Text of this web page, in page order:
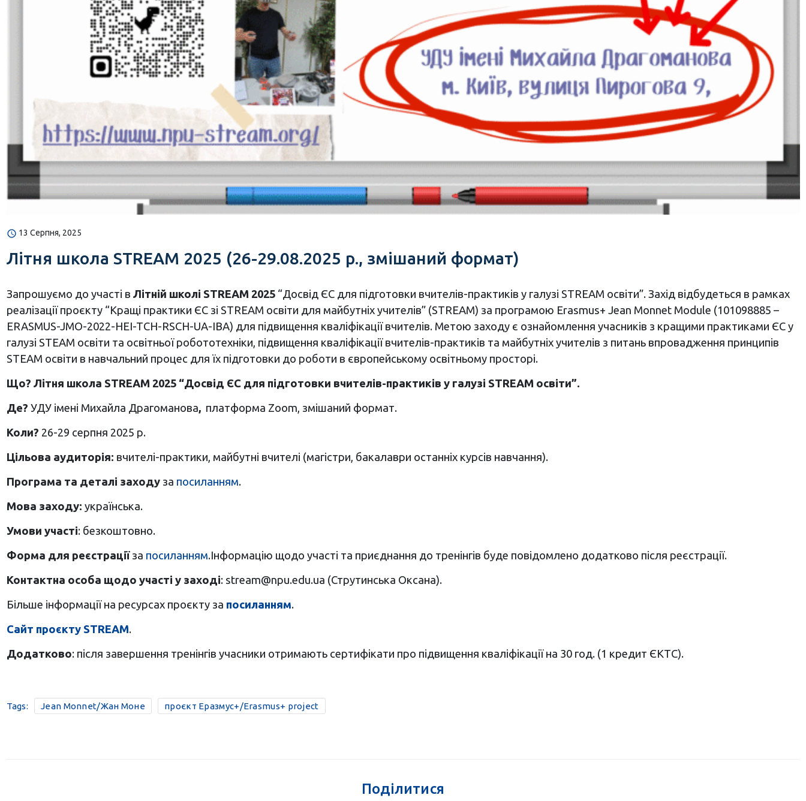
13 Серпня, 2025
Літня школа STREAM 2025 (26-29.08.2025 р., змішаний формат)
Запрошуємо до участі в Літній школі STREAM 2025“Досвід ЄС для підготовки вчителів-практиків у галузі STREAM освіти”. Захід відбудеться в рамках
реалізації проєкту “Кращі практики ЄС зі STREAM освіти для майбутніх учителів” (STREAM) за програмою Erasmus+ Jean Monnet Module (101098885 –
ERASMUS-JMO-2022-HEI-TCH-RSCH-UA-IBA) для підвищення кваліфікації вчителів. Метою заходу є ознайомлення учасників з кращими практиками ЄС у
галузі STEAM освіти та освітньої робототехніки, підвищення кваліфікації вчителів-практиків та майбутніх учителів з питань впровадження принципів
STEAM освіти в навчальний процес для їх підготовки до роботи в європейському освітньому просторі.
Що? Літня школа STREAM 2025 “Досвід ЄС для підготовки вчителів-практиків у галузі STREAM освіти”.
Де? УДУ імені Михайла Драгоманова, платформа Zoom, змішаний формат.
Коли? 26-29 серпня 2025 р.
Цільова аудиторія: вчителі-практики, майбутні вчителі (магістри, бакалаври останніх курсів навчання).
Програма та деталі заходуза посиланням.
Мова заходу: українська.
Умови участі: безкоштовно.
Форма для реєстраціїза посиланням.Інформацію щодо участі та приєднання до тренінгів буде повідомлено додатково після реєстрації.
Контактна особа щодо участі у заході: stream@npu.edu.ua (Струтинська Оксана).
Більше інформації на ресурсах проєкту за посиланням.
Сайт проєкту STREAM.
Додатково: після завершення тренінгів учасники отримають сертифікати про підвищення кваліфікації на 30 год. (1 кредит ЄКТС).
Tags: Jean Monnet/Жан Моне проєкт Еразмус+/Erasmus+ project
Поділитися